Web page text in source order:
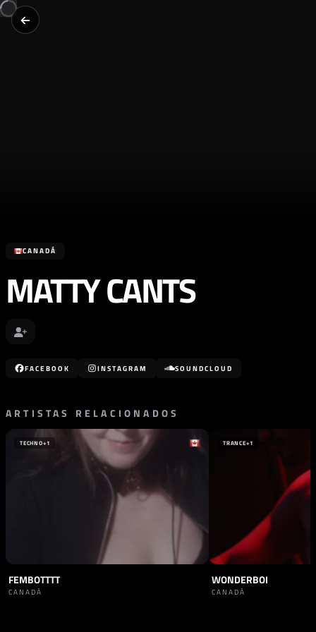
CANADÁ
MATTY CANTS
FACEBOOK INSTAGRAM SOUNDCLOUD
ARTISTAS RELACIONADOS
TECHNO+1
FEMBOTTTT
CANADÁ
TRANCE+1
WONDERBOI
CANADÁ